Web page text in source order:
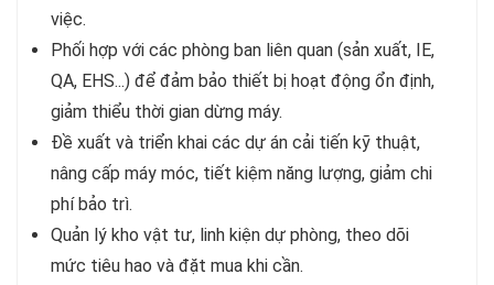
việc.
Phối hợp với các phòng ban liên quan (sản xuất, IE,
QA, EHS...) để đảm bảo thiết bị hoạt động ổn định,
giảm thiểu thời gian dừng máy.
Đề xuất và triển khai các dự án cải tiến kỹ thuật,
nâng cấp máy móc, tiết kiệm năng lượng, giảm chi
phí bảo trì.
Quản lý kho vật tư, linh kiện dự phòng, theo dõi
mức tiêu hao và đặt mua khi cần.